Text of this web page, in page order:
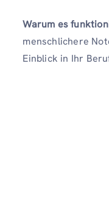
Warum es
menschlichere
Einblick in Ihr